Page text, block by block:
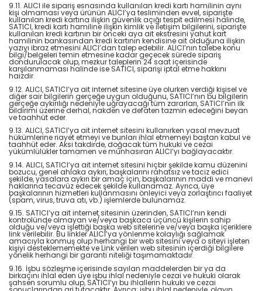
9.11. ALICI ile sipariş esnasında kullanılan kredi kartı hamilinin aynı
kişi olmaması veya ürünün ALICI’ya tesliminden evvel, siparişte
kullanılan kredi kartına ilişkin güvenlik açığı tespit edilmesi halinde,
SATICI, kredi kartı hamiline ilişkin kimlik ve iletişim bilgilerini, siparişte
kullanılan kredi kartının bir önceki aya ait ekstresini yahut kart
hamilinin bankasından kredi kartının kendisine ait olduğuna ilişkin
yazıyı ibraz etmesini ALICI’dan talep edebilir. ALICI’nın talebe konu
bilgi/belgeleri temin etmesine kadar geçecek sürede sipariş
dondurulacak olup, mezkur taleplerin 24 saat içerisinde
karşılanmaması halinde ise SATICI, siparişi iptal etme hakkını
haizdir.
9.12. ALICI, SATICI’ya ait internet sitesine üye olurken verdiği kişisel ve
diğer sair bilgilerin gerçeğe uygun olduğunu, SATICI’nın bu bilgilerin
gerçeğe aykırılığı nedeniyle uğrayacağı tüm zararları, SATICI’nın ilk
bildirimi üzerine derhal, nakden ve defaten tazmin edeceğini beyan
ve taahhüt eder.
9.13. ALICI, SATICI’ya ait internet sitesini kullanırken yasal mevzuat
hükümlerine riayet etmeyi ve bunları ihlal etmemeyi baştan kabul ve
taahhüt eder. Aksi takdirde, doğacak tüm hukuki ve cezai
yükümlülükler tamamen ve münhasıran ALICI’yı bağlayacaktır.
9.14. ALICI, SATICI’ya ait internet sitesini hiçbir şekilde kamu düzenini
bozucu, genel ahlaka aykırı, başkalarını rahatsız ve taciz edici
şekilde, yasalara aykırı bir amaç için, başkalarının maddi ve manevi
haklarına tecavüz edecek şekilde kullanamaz. Ayrıca, üye
başkalarının hizmetleri kullanmasını önleyici veya zorlaştırıcı faaliyet
(spam, virus, truva atı, vb.) işlemlerde bulunamaz.
9.15. SATICI’ya ait internet sitesinin üzerinden, SATICI’nın kendi
kontrolünde olmayan ve/veya başkaca üçüncü kişilerin sahip
olduğu ve/veya işlettiği başka web sitelerine ve/veya başka içeriklere
link verilebilir. Bu linkler ALICI’ya yönlenme kolaylığı sağlamak
amacıyla konmuş olup herhangi bir web sitesini veya o siteyi işleten
kişiyi desteklememekte ve Link verilen web sitesinin içerdiği bilgilere
yönelik herhangi bir garanti niteliği taşımamaktadır.
9.16. İşbu sözleşme içerisinde sayılan maddelerden bir ya da
birkaçını ihlal eden üye işbu ihlal nedeniyle cezai ve hukuki olarak
şahsen sorumlu olup, SATICI’yı bu ihlallerin hukuki ve cezai